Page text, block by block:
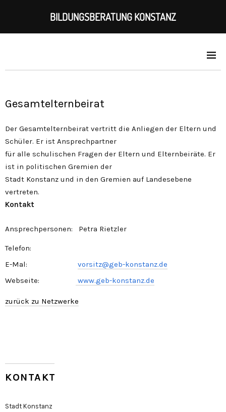
Gesamtelternbeirat
Der Gesamtelternbeirat vertritt die Anliegen der Eltern und
Schüler. Er ist Ansprechpartner
für alle schulischen Fragen der Eltern und Elternbeiräte. Er
ist in politischen Gremien der
Stadt Konstanz und in den Gremien auf Landesebene
vertreten.
Kontakt
Ansprechpersonen: Petra Rietzler
Telefon:
E-Mal: vorsitz@geb-konstanz.de
Webseite:
www.geb-konstanz.de
zurück zu Netzwerke
KONTAKT
Stadt Konstanz
BILDUNGSBERATUNG KONSTANZ